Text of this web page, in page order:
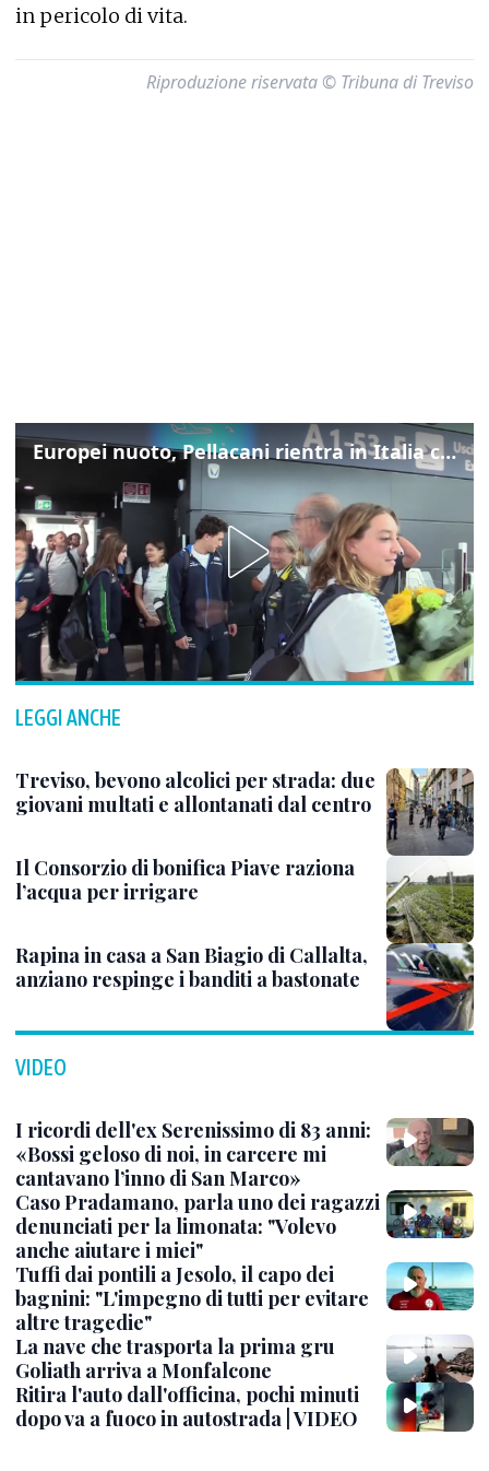
in pericolo di vita.
Riproduzione riservata © Tribuna di Treviso
Europei nuoto, Pellacani rientra in Italia con gli azzurri dei tuffi
LEGGI ANCHE
Treviso, bevono alcolici per strada: due
giovani multati e allontanati dal centro
Il Consorzio di bonifica Piave raziona
l’acqua per irrigare
Rapina in casa a San Biagio di Callalta,
anziano respinge i banditi a bastonate
VIDEO
I ricordi dell'ex Serenissimo di 83 anni:
«Bossi geloso di noi, in carcere mi
cantavano l’inno di San Marco»
Caso Pradamano, parla uno dei ragazzi
denunciati per la limonata: "Volevo
anche aiutare i miei"
Tuffi dai pontili a Jesolo, il capo dei
bagnini: "L'impegno di tutti per evitare
altre tragedie"
La nave che trasporta la prima gru
Goliath arriva a Monfalcone
Ritira l'auto dall'officina, pochi minuti
dopo va a fuoco in autostrada | VIDEO